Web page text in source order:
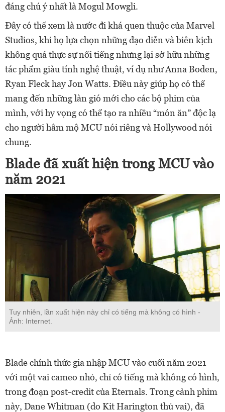
đáng chú ý nhất là Mogul Mowgli.
Đây có thể xem là nước đi khá quen thuộc của Marvel
Studios, khi họ lựa chọn những đạo diễn và biên kịch
không quá thực sự nổi tiếng nhưng lại sở hữu những
tác phẩm giàu tính nghệ thuật, ví dụ như Anna Boden,
Ryan Fleck hay Jon Watts. Điều này giúp họ có thể
mang đến những làn gió mới cho các bộ phim của
mình, với hy vọng có thể tạo ra nhiều “món ăn” độc lạ
cho người hâm mộ MCU nói riêng và Hollywood nói
chung.
Blade đã xuất hiện trong MCU vào
năm 2021
Tuy nhiên, lần xuất hiện này chỉ có tiếng mà không có hình -
Ảnh: Internet.
Blade chính thức gia nhập MCU vào cuối năm 2021
với một vai cameo nhỏ, chỉ có tiếng mà không có hình,
trong đoạn post-credit của Eternals. Trong cảnh phim
này, Dane Whitman (do Kit Harington thủ vai), đã